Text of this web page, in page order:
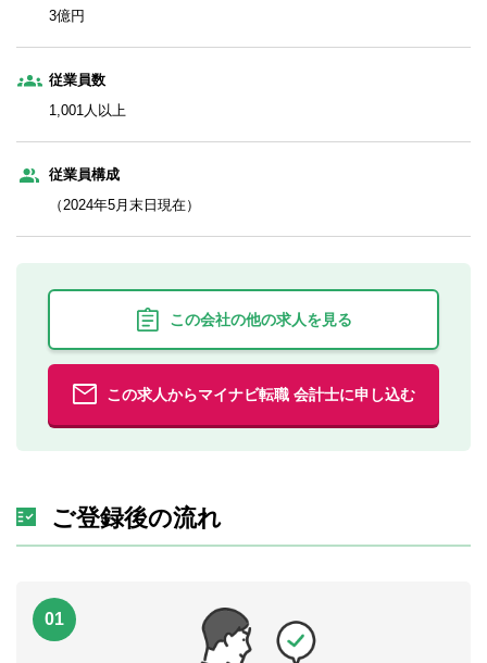
3億円
従業員数
1,001人以上
従業員構成
（2024年5月末日現在）
この会社の他の求人を見る
この求人からマイナビ転職 会計士に申し込む
ご登録後の流れ
01